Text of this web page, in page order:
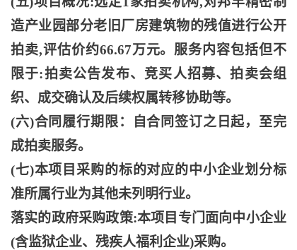
造产业园部分老旧厂房建筑物的残值进行公开
拍卖,评估价约66.67万元。服务内容包括但不
限于:拍卖公告发布、竞买人招募、拍卖会组
织、成交确认及后续权属转移协助等。
(六)合同履行期限：自合同签订之日起，至完
成拍卖服务。
(七)本项目采购的标的对应的中小企业划分标
准所属行业为其他未列明行业。
落实的政府采购政策:本项目专门面向中小企业
(含监狱企业、残疾人福利企业)采购。